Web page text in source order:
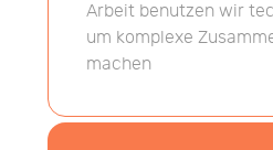
Arbeit benutzen wir
um komplexe
machen